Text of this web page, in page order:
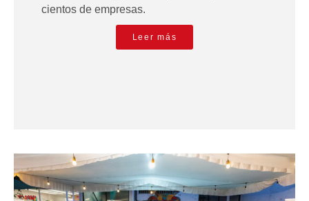
cientos de empresas.
Leer más